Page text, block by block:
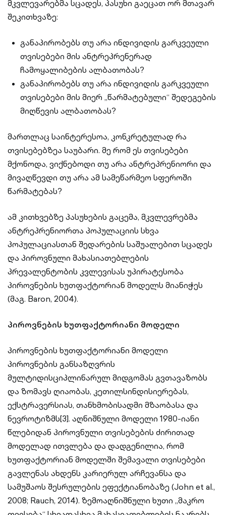
მკვლევარებმა სცადეს, პასუხი გაეცათ ორ მთავარ
შეკითხვაზე:
განაპირობებს თუ არა ინდივიდის გარკვეული
თვისებები მის ანტრეპრენერად
ჩამოყალიბების ალბათობას?
განაპირობებს თუ არა ინდივიდის გარკვეული
თვისებები მის მიერ „წარმატებული“ შედეგების
მიღწევის ალბათობას?
მართლაც საინტერესოა, კონკრეტულად რა
თვისებებზეა საუბარი. მე რომ ეს თვისებები
მქონოდა, ვიქნებოდი თუ არა ანტრეპრენიორი და
მივაღწევდი თუ არა ამ სამეწარმეო სფეროში
წარმატებას?
ამ კითხვებზე პასუხების გაცემა, მკვლევრებმა
ანტრეპრენიორთა პოპულაციის სხვა
პოპულაციასთან შედარების საშუალებით სცადეს
და პიროვნული მახასიათებლების
პრევალენტობის კვლევისას უპირატესობა
პიროვნების ხუთფაქტორიან მოდელს მიანიჭეს
(მაგ. Baron, 2004).
პიროვნების ხუთფაქტორიანი მოდელი
პიროვნების ხუთფაქტორიანი მოდელი
პიროვნების განსაზღვრის
მულტიდისციპლინარულ მიდგომას გვთავაზობს
და ზომავს ღიაობას, კეთილსინდისიერებას,
ექსტრავერსიას, თანხმობისადმი მზაობასა და
ნევროტიზმს[3]. აღნიშნული მოდელი 1980-იანი
წლებიდან პიროვნული თვისებების ძირითად
მოდელად ითვლება და დადგენილია, რომ
ხუთფაქტორიან მოდელში შემავალი თვისებები
გავლენას ახდენს კარიერულ არჩევანსა და
სამუშაოს შესრულების ეფექტიანობაზე (John et al.,
2008; Rauch, 2014). ზემოაღნიშნული ხუთი „მაკრო